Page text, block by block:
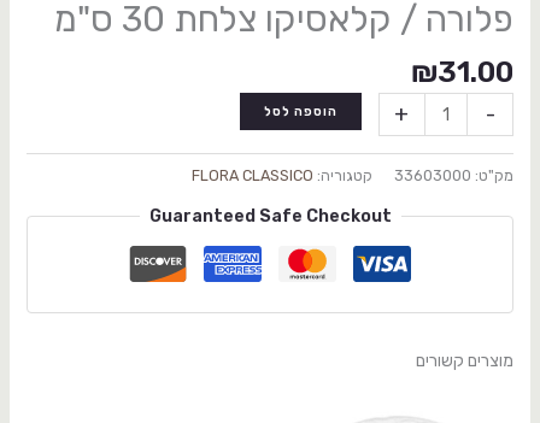
פלורה / קלאסיקו צלחת 30 ס"מ
₪31.00
-
+ הוספה לסל
מק"ט: 33603000 קטגוריה: FLORA CLASSICO
Guaranteed Safe Checkout
מוצרים קשורים